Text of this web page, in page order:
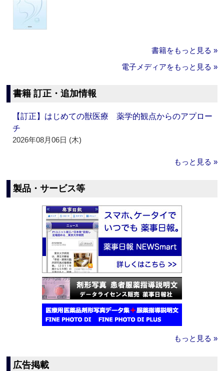
書籍をもっと見る »
電子メディアをもっと見る »
書籍 訂正・追加情報
【訂正】はじめての獣医療 薬学的観点からのアプロー
チ
2026年08月06日 (木)
もっと見る »
製品・サービス等
もっと見る »
広告掲載